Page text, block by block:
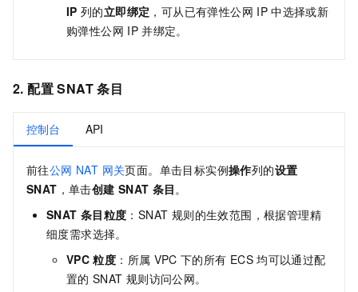
IP 列的立即绑定 ，可从已有弹性公网 IP 中选择或新
购弹性公网 IP 并绑定。
2. 配置 SNAT 条目
控制台 API
前往公网 NAT 网关页面。单击目标实例操作列的设置
SNAT ，单击创建 SNAT 条目。
SNAT 条目粒度 ：SNAT 规则的生效范围，根据管理精
细度需求选择。
VPC 粒度 ：所属 VPC 下的所有 ECS 均可以通过配
置的 SNAT 规则访问公网。